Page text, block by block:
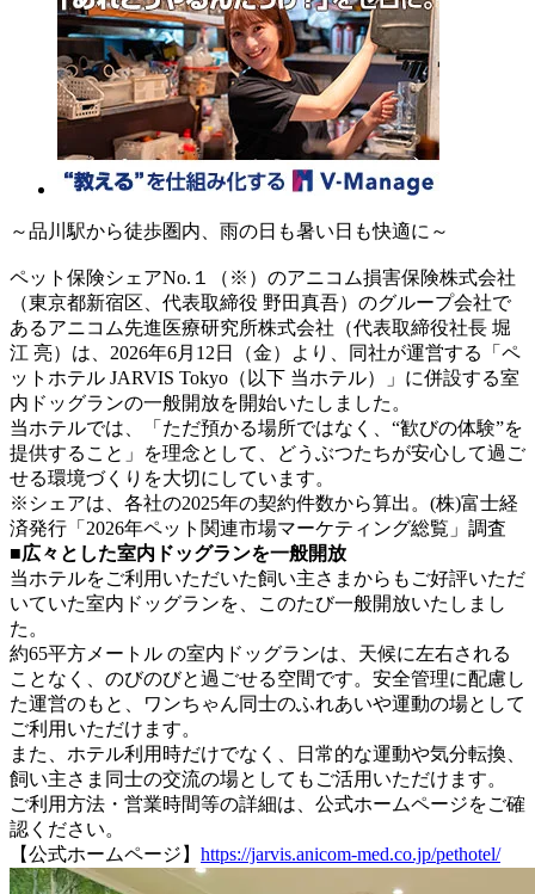
～品川駅から徒歩圏内、雨の日も暑い日も快適に～
ペット保険シェアNo.１（※）のアニコム損害保険株式会社
（東京都新宿区、代表取締役 野田真吾）のグループ会社で
あるアニコム先進医療研究所株式会社（代表取締役社長 堀
江 亮）は、2026年6月12日（金）より、同社が運営する「ペ
ットホテル JARVIS Tokyo（以下 当ホテル）」に併設する室
内ドッグランの一般開放を開始いたしました。
当ホテルでは、「ただ預かる場所ではなく、“歓びの体験”を
提供すること」を理念として、どうぶつたちが安心して過ご
せる環境づくりを大切にしています。
※シェアは、各社の2025年の契約件数から算出。(株)富士経
済発行「2026年ペット関連市場マーケティング総覧」調査
■広々とした室内ドッグランを一般開放
当ホテルをご利用いただいた飼い主さまからもご好評いただ
いていた室内ドッグランを、このたび一般開放いたしまし
た。
約65平方メートル の室内ドッグランは、天候に左右される
ことなく、のびのびと過ごせる空間です。安全管理に配慮し
た運営のもと、ワンちゃん同士のふれあいや運動の場として
ご利用いただけます。
また、ホテル利用時だけでなく、日常的な運動や気分転換、
飼い主さま同士の交流の場としてもご活用いただけます。
ご利用方法・営業時間等の詳細は、公式ホームページをご確
認ください。
【公式ホームページ】 https://jarvis.anicom-med.co.jp/pethotel/